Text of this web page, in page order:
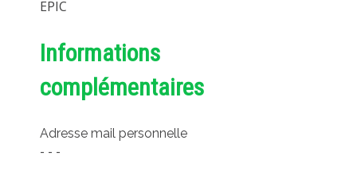
EPIC
Informations
complémentaires
Adresse mail personnelle
- - -